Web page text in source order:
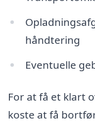
håndtering
Eventuelle
For at få et klart
koste at få